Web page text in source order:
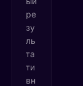
ре
зу
ль
та
ти
вн